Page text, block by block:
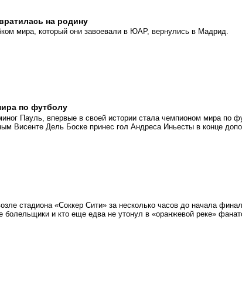
на родину
мира, который они завоевали в ЮАР, вернулись в Мадрид.
по футболу
Пауль, впервые в своей истории стала чемпионом мира по
Висенте Дель Боске принес гол Андреса Иньесты в конце
стадиона «Соккер Сити» за несколько часов до начала
болельщики и кто еще едва не утонул в «оранжевой реке»